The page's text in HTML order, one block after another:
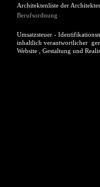
Architektenliste
Berufsordnung
Umsatzsteuer -
inhaltlich
Website ,